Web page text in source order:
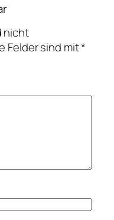
nicht
Felder sind mit*